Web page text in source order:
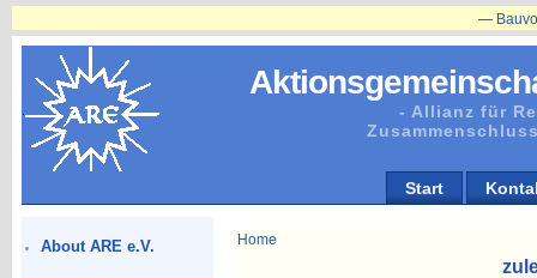
- Allianz für
Start
About ARE e.V. Home